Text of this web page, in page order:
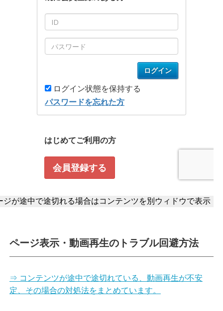
ページ表示・動画再生のトラブル回避方法
⇒ コンテンツが途中で途切れている、動画再生が不安
定、その場合の対処法をまとめています。